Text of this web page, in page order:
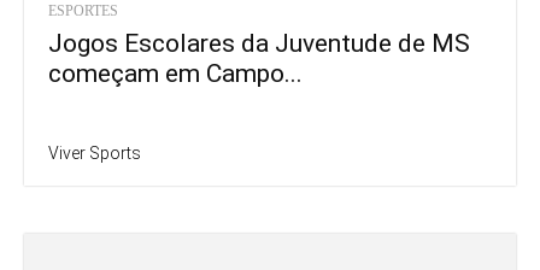
ESPORTES
Jogos Escolares da Juventude de MS
começam em Campo...
Viver Sports